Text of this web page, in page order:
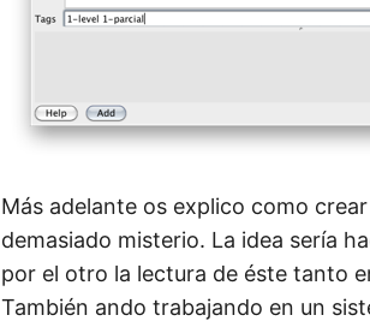
Más adelante os explico como
demasiado misterio. La idea sería
por el otro la lectura de éste tanto
También ando trabajando en un